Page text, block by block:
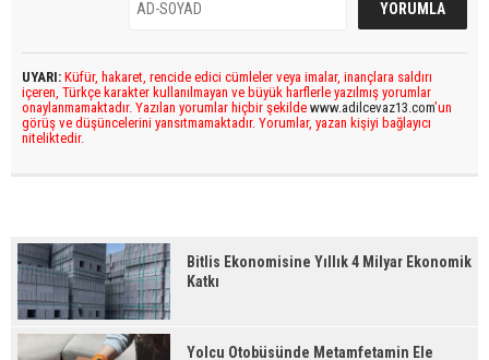
UYARI: Küfür, hakaret, rencide edici cümleler veya imalar, inançlara saldırı
içeren, Türkçe karakter kullanılmayan ve büyük harflerle yazılmış yorumlar
onaylanmamaktadır. Yazılan yorumlar hiçbir şekilde www.adilcevaz13.com’un
görüş ve düşüncelerini yansıtmamaktadır. Yorumlar, yazan kişiyi bağlayıcı
niteliktedir.
Bitlis Ekonomisine Yıllık 4 Milyar Ekonomik
Katkı
Yolcu Otobüsünde Metamfetamin Ele